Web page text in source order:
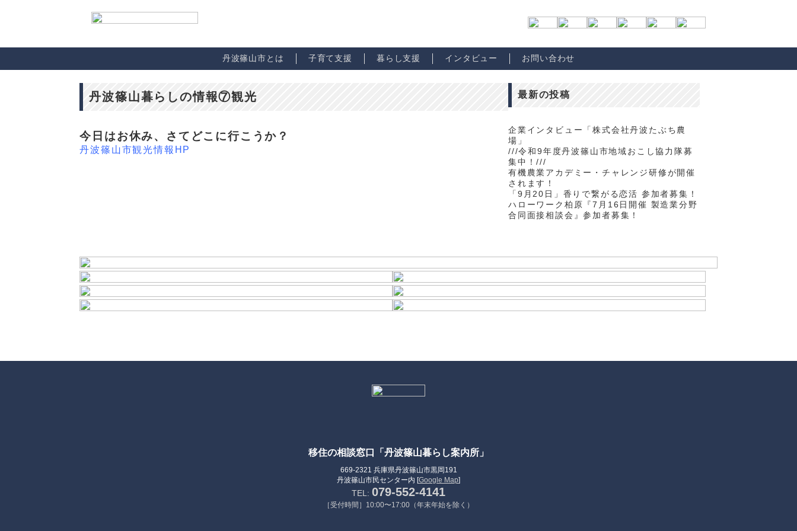
丹波篠山市とは 子育て支援 暮らし支援 インタビュー お問い合わせ
丹波篠山暮らしの情報⑦観光
今日はお休み、さてどこに行こうか？
丹波篠山市観光情報HP
最新の投稿
企業インタビュー「株式会社丹波たぶち農
場」
///令和9年度丹波篠山市地域おこし協力隊募
集中！///
有機農業アカデミー・チャレンジ研修が開催
されます！
「9月20日」香りで繋がる恋活 参加者募集！
ハローワーク柏原『7月16日開催 製造業分野
合同面接相談会』参加者募集！
移住の相談窓口「丹波篠山暮らし案内所」
669-2321 兵庫県丹波篠山市黒岡191
丹波篠山市民センター内 [Google Map]
TEL: 079-552-4141
［受付時間］10:00〜17:00（年末年始を除く）